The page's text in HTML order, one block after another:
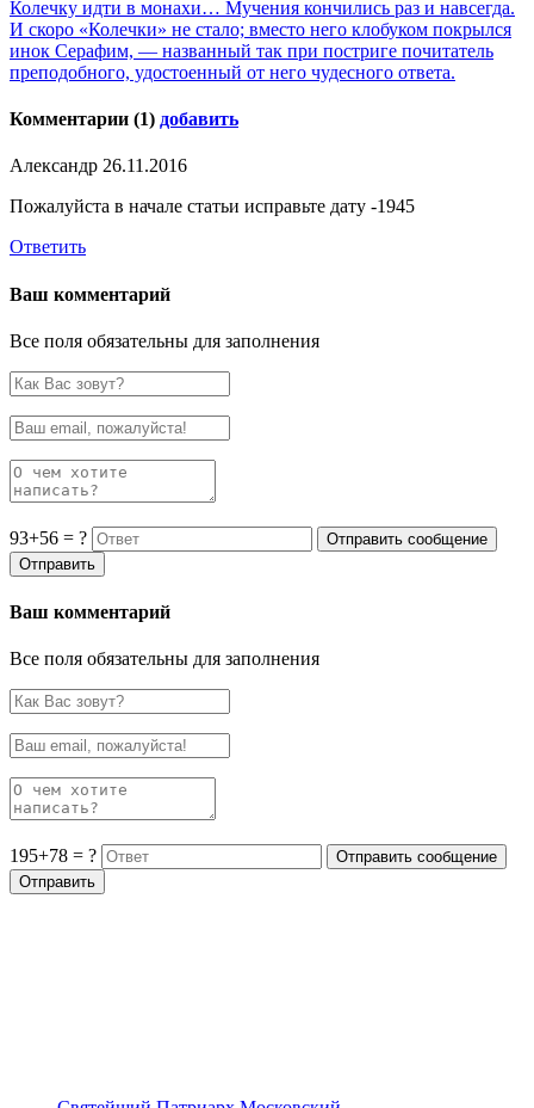
Колечку идти в монахи… Мучения кончились раз и навсегда.
И скоро «Колечки» не стало; вместо него клобуком покрылся
инок Серафим, — названный так при постриге почитатель
преподобного, удостоенный от него чудесного ответа.
Комментарии (1) добавить
Александр 26.11.2016
Пожалуйста в начале статьи исправьте дату -1945
Ответить
Ваш комментарий
Все поля обязательны для заполнения
93+56 = ?
Ваш комментарий
Все поля обязательны для заполнения
195+78 = ?